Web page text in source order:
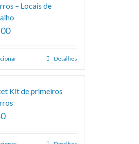
– Locais de
Detalhes
Kit de primeiros